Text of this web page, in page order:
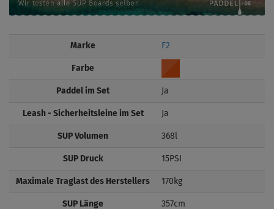
Marke F2
Farbe
Paddel im Set Ja
Leash - Sicherheitsleine im Set Ja
SUP Volumen 368l
SUP Druck 15PSI
Maximale Traglast des Herstellers 170kg
SUP Länge 357cm